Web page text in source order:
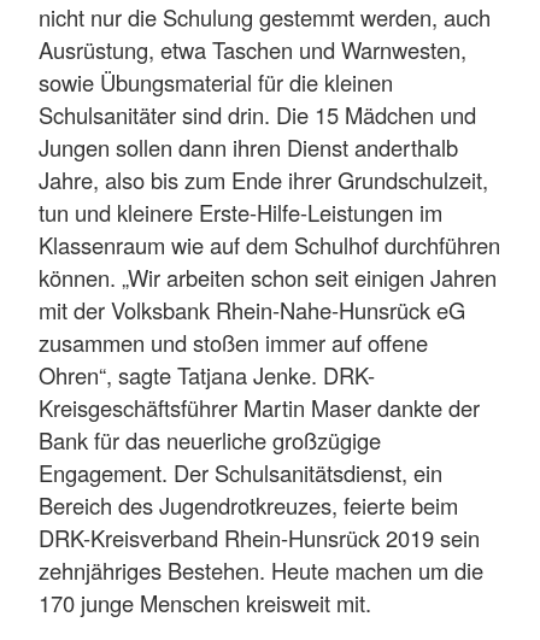
nicht nur die Schulung gestemmt werden, auch
Ausrüstung, etwa Taschen und Warnwesten,
sowie Übungsmaterial für die kleinen
Schulsanitäter sind drin. Die 15 Mädchen und
Jungen sollen dann ihren Dienst anderthalb
Jahre, also bis zum Ende ihrer Grundschulzeit,
tun und kleinere Erste-Hilfe-Leistungen im
Klassenraum wie auf dem Schulhof durchführen
können. „Wir arbeiten schon seit einigen Jahren
mit der Volksbank Rhein-Nahe-Hunsrück eG
zusammen und stoßen immer auf offene
Ohren“, sagte Tatjana Jenke. DRK-
Kreisgeschäftsführer Martin Maser dankte der
Bank für das neuerliche großzügige
Engagement. Der Schulsanitätsdienst, ein
Bereich des Jugendrotkreuzes, feierte beim
DRK-Kreisverband Rhein-Hunsrück 2019 sein
zehnjähriges Bestehen. Heute machen um die
170 junge Menschen kreisweit mit.